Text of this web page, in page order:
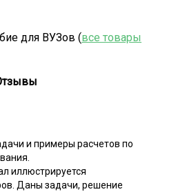
для ВУЗов (все товары
и примеры расчетов по
иллюстрируется
Даны задачи, решение